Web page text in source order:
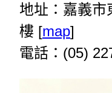
地址：嘉義市
樓 [map]
電話：(05)